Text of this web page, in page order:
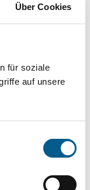
Über Cookies
für soziale
auf unsere
und
Suchen